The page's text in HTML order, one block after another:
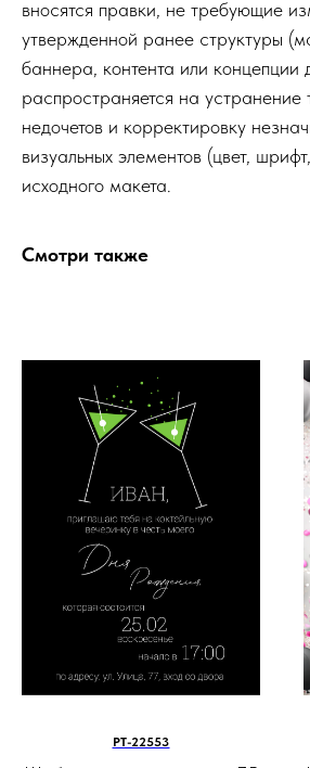
вносятся правки, не требующие
утвержденной ранее структуры
баннера, контента или концепции
распространяется на устранение
недочетов и корректировку
визуальных элементов (цвет,
исходного макета.
Смотри также
PT-22553